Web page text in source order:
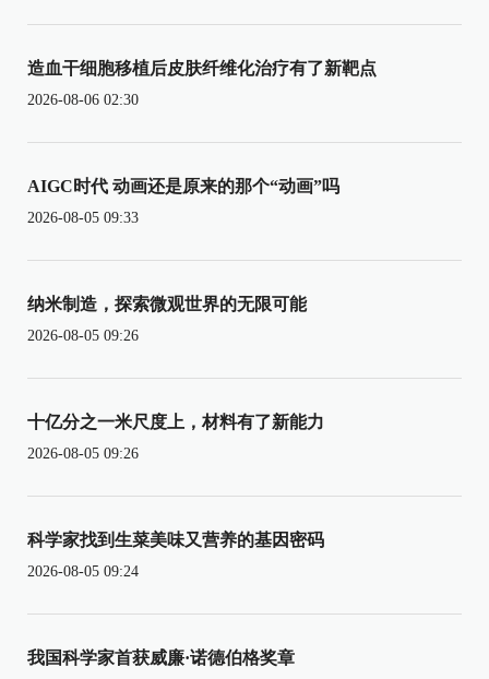
造血干细胞移植后皮肤纤维化治疗有了新靶点
2026-08-06 02:30
AIGC时代 动画还是原来的那个“动画”吗
2026-08-05 09:33
纳米制造，探索微观世界的无限可能
2026-08-05 09:26
十亿分之一米尺度上，材料有了新能力
2026-08-05 09:26
科学家找到生菜美味又营养的基因密码
2026-08-05 09:24
我国科学家首获威廉·诺德伯格奖章